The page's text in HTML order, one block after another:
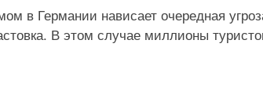
в Германии нависает очередная
В этом случае миллионы